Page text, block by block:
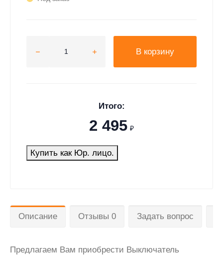
В корзину
Итого:
2 495 ₽
Купить как Юр. лицо.
Описание Отзывы 0 Задать вопрос
Предлагаем Вам приобрести Выключатель